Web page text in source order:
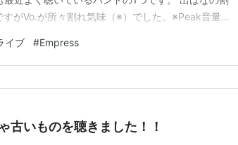
がVo.が所々割れ気味（※）でした。※Peak音量
信だけ歪んでしまっている可能性あり、…
イブ #Empress
古いものを聴きました！！